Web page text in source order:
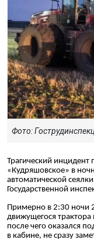
Фото:
Трагический
«Кудряшовское» в
автоматической
Государственной
Примерно в 2:30 ночи
движущегося
после чего оказался
в кабине, не сразу